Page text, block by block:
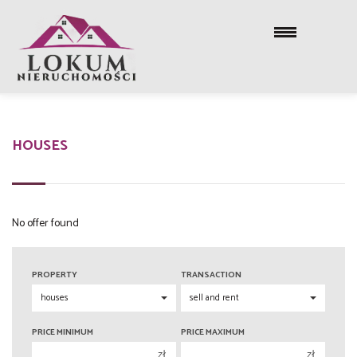
HOUSES
No offer found
PROPERTY TRANSACTION
PRICE MINIMUM PRICE MAXIMUM